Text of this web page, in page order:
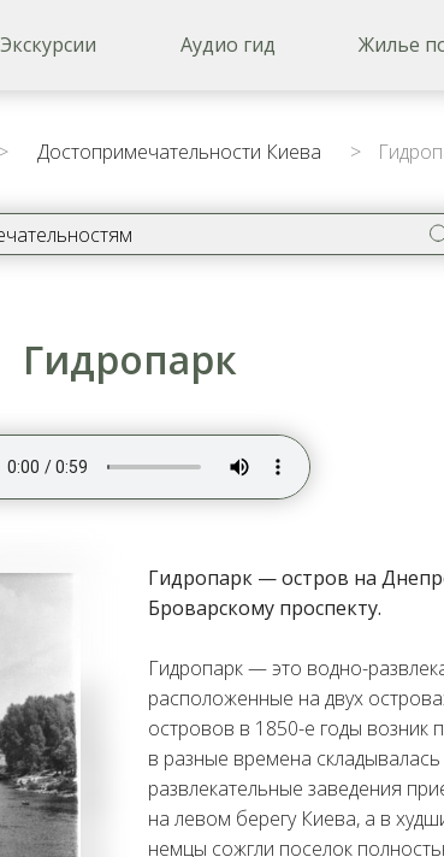
Экскурсии Аудио гид Жилье
> Достопримечательности Киева >
Гидропарк
Гидропарк — остров на
Броварскому проспекту.
Гидропарк — это водно-
расположенные на двух
островов в 1850-е годы возник
в разные времена
развлекательные заведения
на левом берегу Киева, а в
немцы сожгли поселок